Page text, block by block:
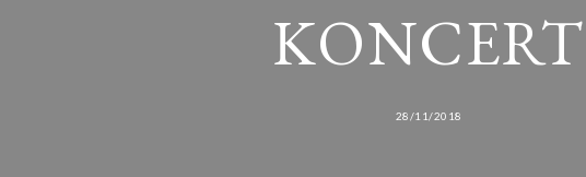
KONCERT
28/11/2018